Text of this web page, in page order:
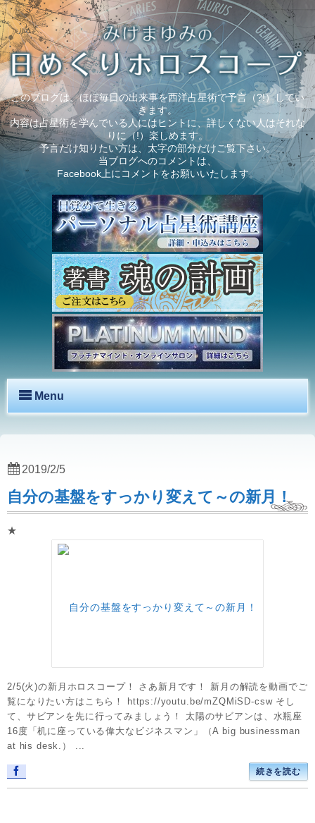
このブログは、ほぼ毎日の出来事を西洋占星術で予言（?!）してい
きます。
内容は占星術を学んでいる人にはヒントに、詳しくない人はそれな
りに（!）楽しめます。
予言だけ知りたい方は、太字の部分だけご覧下さい。
当ブログへのコメントは、
Facebook上にコメントをお願いいたします。
Menu
自分の基盤をすっかり変えて～の新月！
★
2/5(火)の新月ホロスコープ！ さあ新月です！ 新月の解読を動画でご
覧になりたい方はこちら！ https://youtu.be/mZQMiSD-csw そし
て、サビアンを先に行ってみましょう！ 太陽のサビアンは、水瓶座
16度「机に座っている偉大なビジネスマン」（A big businessman
at his desk.） ...
続きを読む
2019/2/5